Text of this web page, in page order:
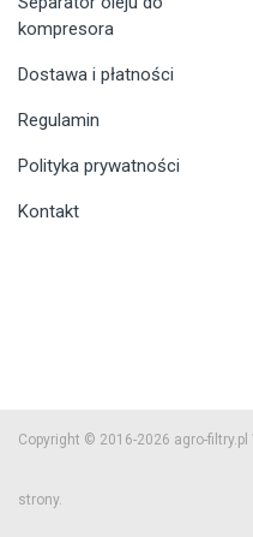
kompresora
Dostawa i płatności
Regulamin
Polityka prywatności
Kontakt
Copyright © 2016-2026 agro-
strony.